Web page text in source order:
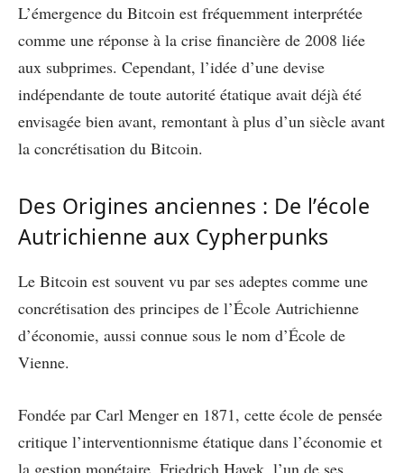
L’émergence du Bitcoin est fréquemment interprétée
comme une réponse à la crise financière de 2008 liée
aux subprimes. Cependant, l’idée d’une devise
indépendante de toute autorité étatique avait déjà été
envisagée bien avant, remontant à plus d’un siècle avant
la concrétisation du Bitcoin.
Des Origines anciennes : De l’école
Autrichienne aux Cypherpunks
Le Bitcoin est souvent vu par ses adeptes comme une
concrétisation des principes de l’École Autrichienne
d’économie, aussi connue sous le nom d’École de
Vienne.
Fondée par Carl Menger en 1871, cette école de pensée
critique l’interventionnisme étatique dans l’économie et
la gestion monétaire. Friedrich Hayek, l’un de ses